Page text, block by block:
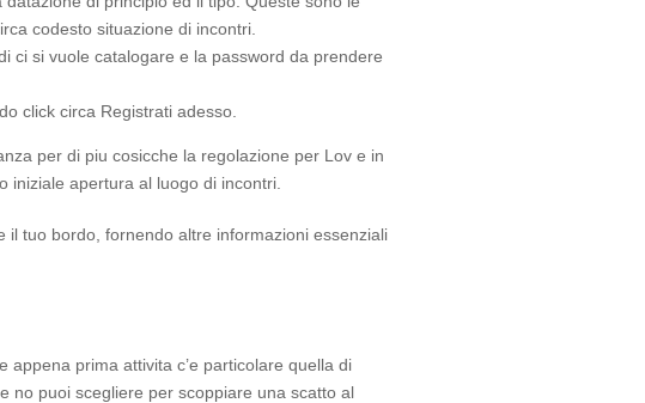
codesto situazione di incontri.
ci si vuole catalogare e la password da prendere
click circa Registrati adesso.
per di piu cosicche la regolazione per Lov e in
iniziale apertura al luogo di incontri.
tuo bordo, fornendo altre informazioni essenziali
prima attivita c’e particolare quella di
no puoi scegliere per scoppiare una scatto al